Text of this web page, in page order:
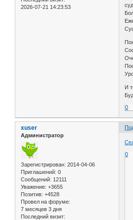
2026-07-21 14:23:53
И
0
xuser
Администратор
Зарегистрирован: 2014-04-06
Приглашений: 0
Сообщений: 12111
Уважение: +3655
Позитив: +4528
Провел на форуме:
7 месяцев 3 дня
Последний визит:
0